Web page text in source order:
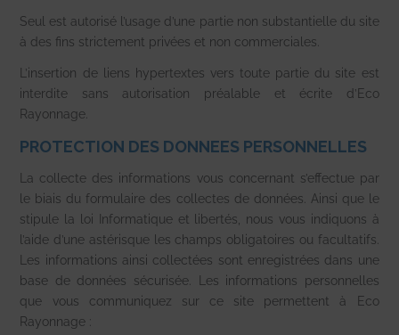
Seul est autorisé l’usage d’une partie non substantielle du site
à des fins strictement privées et non commerciales.
L’insertion de liens hypertextes vers toute partie du site est
interdite sans autorisation préalable et écrite d’Eco
Rayonnage.
PROTECTION DES DONNEES PERSONNELLES
La collecte des informations vous concernant s’effectue par
le biais du formulaire des collectes de données. Ainsi que le
stipule la loi Informatique et libertés, nous vous indiquons à
l’aide d’une astérisque les champs obligatoires ou facultatifs.
Les informations ainsi collectées sont enregistrées dans une
base de données sécurisée. Les informations personnelles
que vous communiquez sur ce site permettent à Eco
Rayonnage :